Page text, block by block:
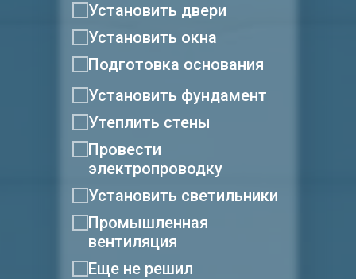
Установить двери
Установить окна
Подготовка основания
Установить фундамент
Утеплить стены
Провести
электропроводку
Установить светильники
Промышленная
вентиляция
Еще не решил